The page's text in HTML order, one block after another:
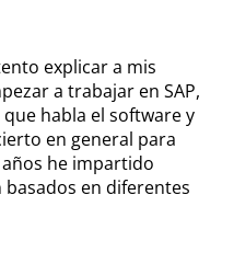
explicar a mis
a trabajar en SAP,
habla el software y
en general para
he impartido
en diferentes